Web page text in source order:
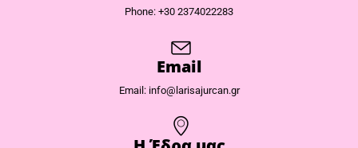
Phone: +30 2374022283
Email
Email: info@larisajurcan.gr